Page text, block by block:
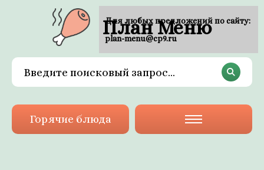
План Меню
Горячие блюда
Для любых предложений по сайту:
plan-menu@cp9.ru